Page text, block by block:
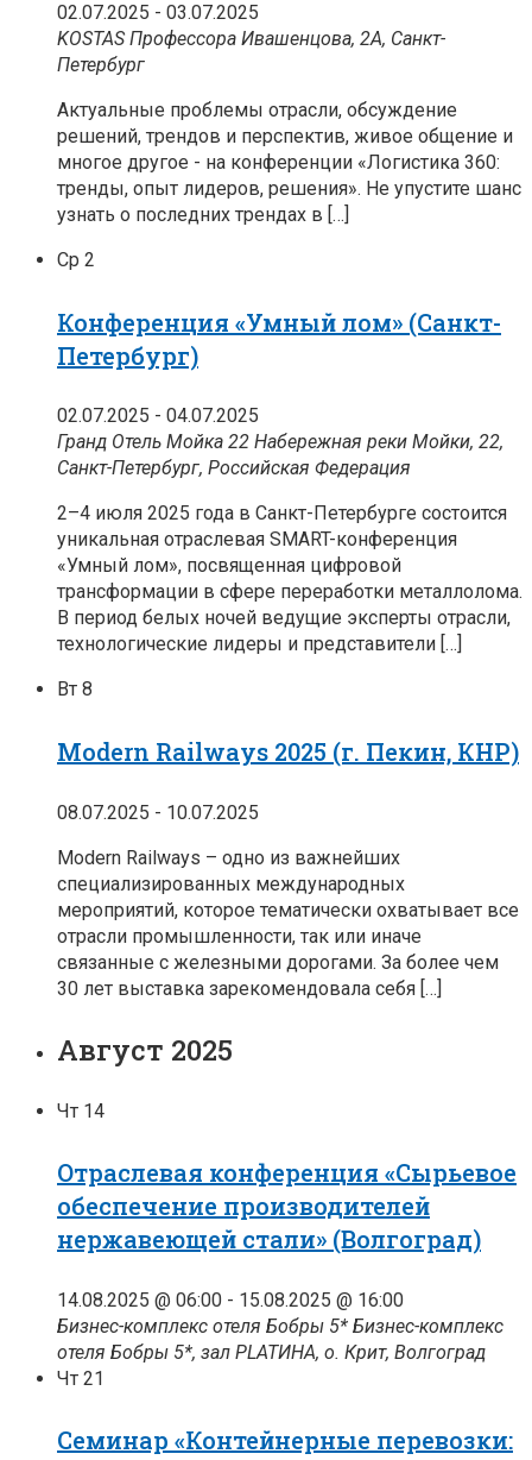
02.07.2025 - 03.07.2025
KOSTAS Профессора Ивашенцова, 2А, Санкт-
Петербург
Актуальные проблемы отрасли, обсуждение
решений, трендов и перспектив, живое общение и
многое другое - на конференции «Логистика 360:
тренды, опыт лидеров, решения». Не упустите шанс
узнать о последних трендах в […]
Ср 2
Конференция «Умный лом» (Санкт-
Петербург)
02.07.2025 - 04.07.2025
Гранд Отель Мойка 22 Набережная реки Мойки, 22,
Санкт-Петербург, Российская Федерация
2–4 июля 2025 года в Санкт-Петербурге состоится
уникальная отраслевая SMART-конференция
«Умный лом», посвященная цифровой
трансформации в сфере переработки металлолома.
В период белых ночей ведущие эксперты отрасли,
технологические лидеры и представители […]
Вт 8
Modern Railways 2025 (г. Пекин, КНР)
08.07.2025 - 10.07.2025
Modern Railways – одно из важнейших
специализированных международных
мероприятий, которое тематически охватывает все
отрасли промышленности, так или иначе
связанные с железными дорогами. За более чем
30 лет выставка зарекомендовала себя […]
Август 2025
Чт 14
Отраслевая конференция «Сырьевое
обеспечение производителей
нержавеющей стали» (Волгоград)
14.08.2025 @ 06:00 - 15.08.2025 @ 16:00
Бизнес-комплекс отеля Бобры 5* Бизнес-комплекс
отеля Бобры 5*, зал PLATИНА, о. Крит, Волгоград
Чт 21
Семинар «Контейнерные перевозки: